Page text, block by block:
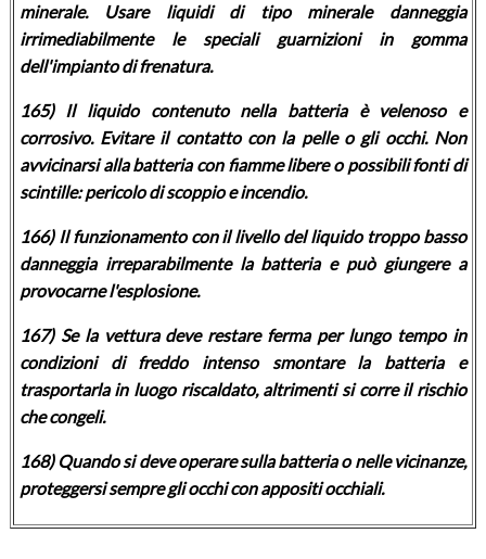
minerale. Usare liquidi di tipo minerale danneggia
irrimediabilmente le speciali guarnizioni in gomma
dell'impianto di frenatura.
165) Il liquido contenuto nella batteria è velenoso e
corrosivo. Evitare il contatto con la pelle o gli occhi. Non
avvicinarsi alla batteria con fiamme libere o possibili fonti di
scintille: pericolo di scoppio e incendio.
166) Il funzionamento con il livello del liquido troppo basso
danneggia irreparabilmente la batteria e può giungere a
provocarne l'esplosione.
167) Se la vettura deve restare ferma per lungo tempo in
condizioni di freddo intenso smontare la batteria e
trasportarla in luogo riscaldato, altrimenti si corre il rischio
che congeli.
168) Quando si deve operare sulla batteria o nelle vicinanze,
proteggersi sempre gli occhi con appositi occhiali.